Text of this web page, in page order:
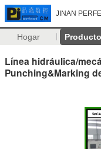
JINAN
Hogar
Línea hidráulica/
Punching&Marking